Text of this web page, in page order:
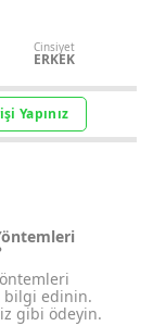
Cinsiyet
ERKEK
Yapınız
bilgi edinin.
gibi ödeyin.